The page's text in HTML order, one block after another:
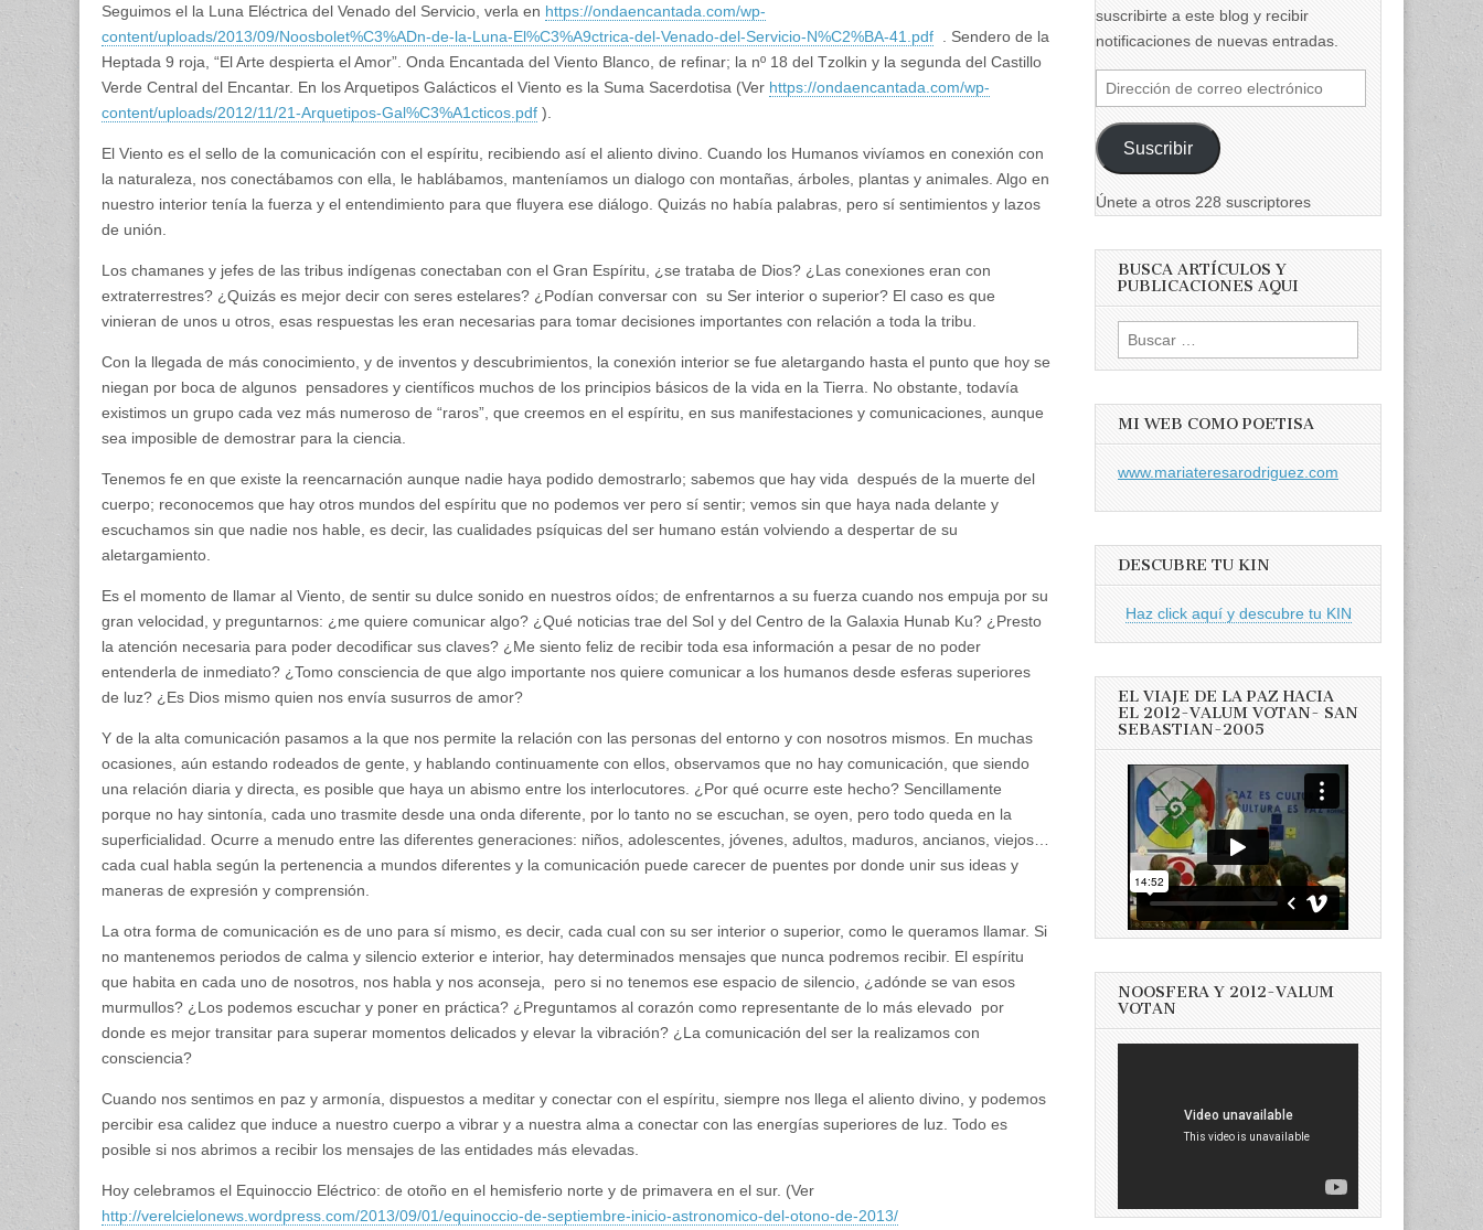
Seguimos el la Luna Eléctrica del Venado del Servicio, verla en https://ondaencantada.com/wp-
content/uploads/2013/09/Noosbolet%C3%ADn-de-la-Luna-El%C3%A9ctrica-del-Venado-del-Servicio-N%C2%BA-41.pdf . Sendero de la
Heptada 9 roja, “El Arte despierta el Amor”. Onda Encantada del Viento Blanco, de refinar; la nº 18 del Tzolkin y la segunda del Castillo
Verde Central del Encantar. En los Arquetipos Galácticos el Viento es la Suma Sacerdotisa (Ver https://ondaencantada.com/wp-
content/uploads/2012/11/21-Arquetipos-Gal%C3%A1cticos.pdf ).
El Viento es el sello de la comunicación con el espíritu, recibiendo así el aliento divino. Cuando los Humanos vivíamos en conexión con
la naturaleza, nos conectábamos con ella, le hablábamos, manteníamos un dialogo con montañas, árboles, plantas y animales. Algo en
nuestro interior tenía la fuerza y el entendimiento para que fluyera ese diálogo. Quizás no había palabras, pero sí sentimientos y lazos
de unión.
Los chamanes y jefes de las tribus indígenas conectaban con el Gran Espíritu, ¿se trataba de Dios? ¿Las conexiones eran con
extraterrestres? ¿Quizás es mejor decir con seres estelares? ¿Podían conversar con su Ser interior o superior? El caso es que
vinieran de unos u otros, esas respuestas les eran necesarias para tomar decisiones importantes con relación a toda la tribu.
Con la llegada de más conocimiento, y de inventos y descubrimientos, la conexión interior se fue aletargando hasta el punto que hoy se
niegan por boca de algunos pensadores y científicos muchos de los principios básicos de la vida en la Tierra. No obstante, todavía
existimos un grupo cada vez más numeroso de “raros”, que creemos en el espíritu, en sus manifestaciones y comunicaciones, aunque
sea imposible de demostrar para la ciencia.
Tenemos fe en que existe la reencarnación aunque nadie haya podido demostrarlo; sabemos que hay vida después de la muerte del
cuerpo; reconocemos que hay otros mundos del espíritu que no podemos ver pero sí sentir; vemos sin que haya nada delante y
escuchamos sin que nadie nos hable, es decir, las cualidades psíquicas del ser humano están volviendo a despertar de su
aletargamiento.
Es el momento de llamar al Viento, de sentir su dulce sonido en nuestros oídos; de enfrentarnos a su fuerza cuando nos empuja por su
gran velocidad, y preguntarnos: ¿me quiere comunicar algo? ¿Qué noticias trae del Sol y del Centro de la Galaxia Hunab Ku? ¿Presto
la atención necesaria para poder decodificar sus claves? ¿Me siento feliz de recibir toda esa información a pesar de no poder
entenderla de inmediato? ¿Tomo consciencia de que algo importante nos quiere comunicar a los humanos desde esferas superiores
de luz? ¿Es Dios mismo quien nos envía susurros de amor?
Y de la alta comunicación pasamos a la que nos permite la relación con las personas del entorno y con nosotros mismos. En muchas
ocasiones, aún estando rodeados de gente, y hablando continuamente con ellos, observamos que no hay comunicación, que siendo
una relación diaria y directa, es posible que haya un abismo entre los interlocutores. ¿Por qué ocurre este hecho? Sencillamente
porque no hay sintonía, cada uno trasmite desde una onda diferente, por lo tanto no se escuchan, se oyen, pero todo queda en la
superficialidad. Ocurre a menudo entre las diferentes generaciones: niños, adolescentes, jóvenes, adultos, maduros, ancianos, viejos…
cada cual habla según la pertenencia a mundos diferentes y la comunicación puede carecer de puentes por donde unir sus ideas y
maneras de expresión y comprensión.
La otra forma de comunicación es de uno para sí mismo, es decir, cada cual con su ser interior o superior, como le queramos llamar. Si
no mantenemos periodos de calma y silencio exterior e interior, hay determinados mensajes que nunca podremos recibir. El espíritu
que habita en cada uno de nosotros, nos habla y nos aconseja, pero si no tenemos ese espacio de silencio, ¿adónde se van esos
murmullos? ¿Los podemos escuchar y poner en práctica? ¿Preguntamos al corazón como representante de lo más elevado por
donde es mejor transitar para superar momentos delicados y elevar la vibración? ¿La comunicación del ser la realizamos con
consciencia?
Cuando nos sentimos en paz y armonía, dispuestos a meditar y conectar con el espíritu, siempre nos llega el aliento divino, y podemos
percibir esa calidez que induce a nuestro cuerpo a vibrar y a nuestra alma a conectar con las energías superiores de luz. Todo es
posible si nos abrimos a recibir los mensajes de las entidades más elevadas.
Hoy celebramos el Equinoccio Eléctrico: de otoño en el hemisferio norte y de primavera en el sur. (Ver
http://verelcielonews.wordpress.com/2013/09/01/equinoccio-de-septiembre-inicio-astronomico-del-otono-de-2013/
suscribirte a este blog y recibir
notificaciones de nuevas entradas.
Dirección
de
correo
electrónico
Suscribir
Únete a otros 228 suscriptores
BUSCA ARTÍCULOS Y
PUBLICACIONES AQUI
Buscar:
MI WEB COMO POETISA
www.mariateresarodriguez.com
DESCUBRE TU KIN
Haz click aquí y descubre tu KIN
EL VIAJE DE LA PAZ HACIA
EL 2012-VALUM VOTAN- SAN
SEBASTIAN-2005
NOOSFERA Y 2012-VALUM
VOTAN